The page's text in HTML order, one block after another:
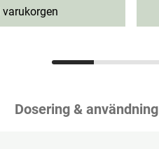
varukorgen
Dosering & användning